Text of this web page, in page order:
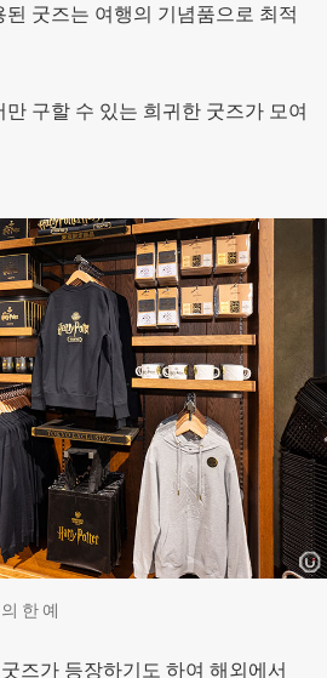
굿즈는 여행의 기념품으로 최적
구할 수 있는 희귀한 굿즈가 모여
한 예
즈가 등장하기도 하여 해외에서